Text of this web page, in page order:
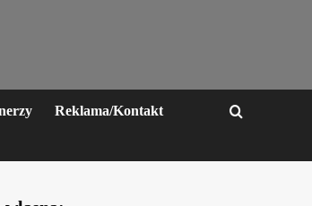
Reklama/Kontakt